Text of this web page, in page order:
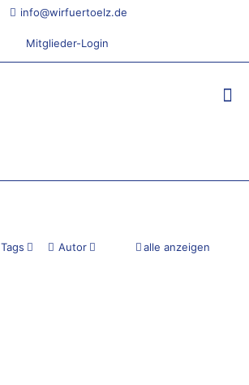
info@wirfuertoelz.de
Mitglieder-Login
Tags Autor alle anzeigen